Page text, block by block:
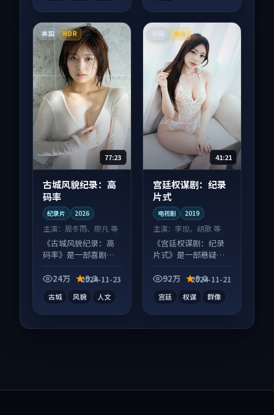
美国 HDR
77:23
古城风貌纪录：高
码率
纪录片 2026
主演： 周冬雨、廖凡 等
《古城风貌纪录：高
码率》是一部喜剧向
蛋别错过，字幕区常
24万 9.3
2024-11-23
古城 风貌 人文
高分
41:21
宫廷权谋剧：纪录
片式
电视剧 2019
主演：李现、胡歌 等
《宫廷权谋剧：纪录
片式》是一部悬疑向
系层层推进，尾声常
92万 9.0
2024-11-21
宫廷 权谋 群像